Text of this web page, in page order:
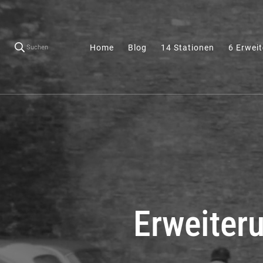
Suchen Home Blog 14 Stationen 6